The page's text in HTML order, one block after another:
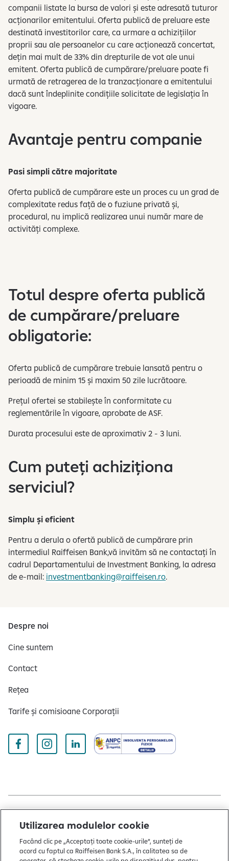
companii listate la bursa de valori și este adresată tuturor
acționarilor emitentului. Oferta publică de preluare este
destinată investitorilor care, ca urmare a achizițiilor
proprii sau ale persoanelor cu care acționează concertat,
dețin mai mult de 33% din drepturile de vot ale unui
emitent. Oferta publică de cumpărare/preluare poate fi
urmată de retragerea de la tranzacționare a emitentului
dacă sunt îndeplinite condițiile solicitate de legislația în
vigoare.
Avantaje pentru companie
Pasi simpli către majoritate
Oferta publică de cumpărare este un proces cu un grad de
complexitate redus față de o fuziune privată și,
procedural, nu implică realizarea unui număr mare de
activități complexe.
Totul despre oferta publică
de cumpărare/preluare
obligatorie:
Oferta publică de cumpărare trebuie lansată pentru o
perioadă de minim 15 și maxim 50 zile lucrătoare.
Prețul ofertei se stabilește în conformitate cu
reglementările în vigoare, aprobate de ASF.
Durata procesului este de aproximativ 2 - 3 luni.
Cum puteți achiziționa
serviciul?
Simplu și eficient
Pentru a derula o ofertă publică de cumpărare prin
intermediul Raiffeisen Bank,vă invităm să ne contactați în
cadrul Departamentului de Investment Banking, la adresa
de e-mail: investmentbanking@raiffeisen.ro.
Despre noi
Cine suntem
Contact
Rețea
Tarife și comisioane Corporații
Termeni și condiții
Politică de utilizare cookies
Utilizarea modulelor cookie
Facând clic pe „Acceptați toate cookie-urile”, sunteți de
acord cu faptul ca Raiffeisen Bank S.A., în calitatea sa de